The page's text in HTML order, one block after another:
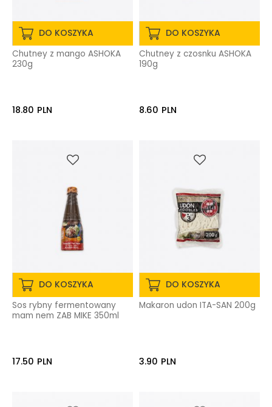
DO KOSZYKA
Chutney z mango ASHOKA
230g
18.80 PLN
DO KOSZYKA
Chutney z czosnku ASHOKA
190g
8.60 PLN
DO KOSZYKA
Sos rybny fermentowany
mam nem ZAB MIKE 350ml
17.50 PLN
DO KOSZYKA
Makaron udon ITA-SAN 200g
3.90 PLN